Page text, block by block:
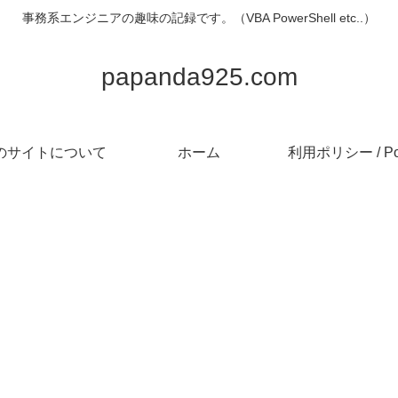
事務系エンジニアの趣味の記録です。（VBA PowerShell etc..）
papanda925.com
サイトについて ホーム 利用ポリシー /